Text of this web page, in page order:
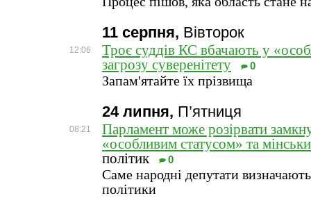
11 серпня, Вівторок
12:06
Троє суддів КС вбачають у
загрозу суверенітету
0
Запам'ятайте їх прізвища
24 липня, П’ятниця
08:21
Парламент може розірвати
«особливим статусом» та
політик
0
Саме народні депутати
політики